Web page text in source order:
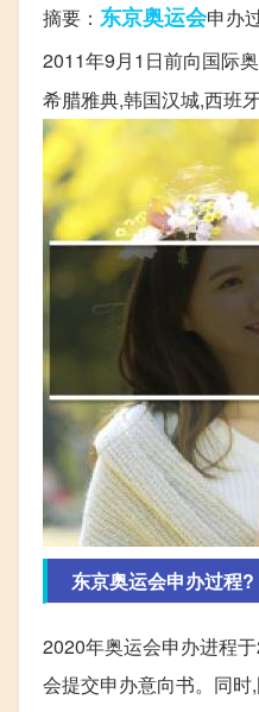
摘要： 东京奥运会申办
2011年9月1日前向国际
希腊雅典,韩国汉城,西班
东京奥运会申办过程?
2020年奥运会申办进程
会提交申办意向书。同时,